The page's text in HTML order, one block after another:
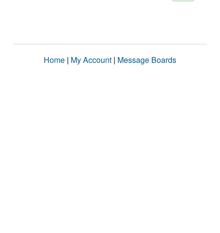
Home | My Account | Message Boards